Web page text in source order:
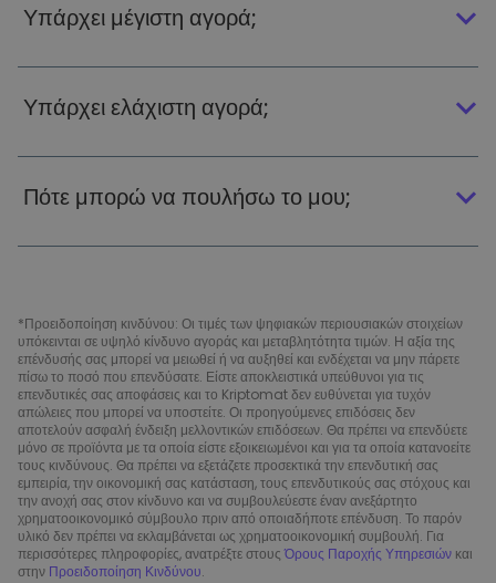
Υπάρχει μέγιστη αγορά;
Υπάρχει ελάχιστη αγορά;
Πότε μπορώ να πουλήσω το μου;
*Προειδοποίηση κινδύνου: Οι τιμές των ψηφιακών περιουσιακών στοιχείων
υπόκεινται σε υψηλό κίνδυνο αγοράς και μεταβλητότητα τιμών. Η αξία της
επένδυσής σας μπορεί να μειωθεί ή να αυξηθεί και ενδέχεται να μην πάρετε
πίσω το ποσό που επενδύσατε. Είστε αποκλειστικά υπεύθυνοι για τις
επενδυτικές σας αποφάσεις και το Kriptomat δεν ευθύνεται για τυχόν
απώλειες που μπορεί να υποστείτε. Οι προηγούμενες επιδόσεις δεν
αποτελούν ασφαλή ένδειξη μελλοντικών επιδόσεων. Θα πρέπει να επενδύετε
μόνο σε προϊόντα με τα οποία είστε εξοικειωμένοι και για τα οποία κατανοείτε
τους κινδύνους. Θα πρέπει να εξετάζετε προσεκτικά την επενδυτική σας
εμπειρία, την οικονομική σας κατάσταση, τους επενδυτικούς σας στόχους και
την ανοχή σας στον κίνδυνο και να συμβουλεύεστε έναν ανεξάρτητο
χρηματοοικονομικό σύμβουλο πριν από οποιαδήποτε επένδυση. Το παρόν
υλικό δεν πρέπει να εκλαμβάνεται ως χρηματοοικονομική συμβουλή. Για
περισσότερες πληροφορίες, ανατρέξτε στουςΌρους Παροχής Υπηρεσιών και
στην Προειδοποίηση Κινδύνου.